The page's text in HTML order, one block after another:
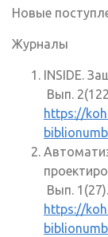
Новые
Журналы
INSIDE.
Вып.
https://
Вып.
https://